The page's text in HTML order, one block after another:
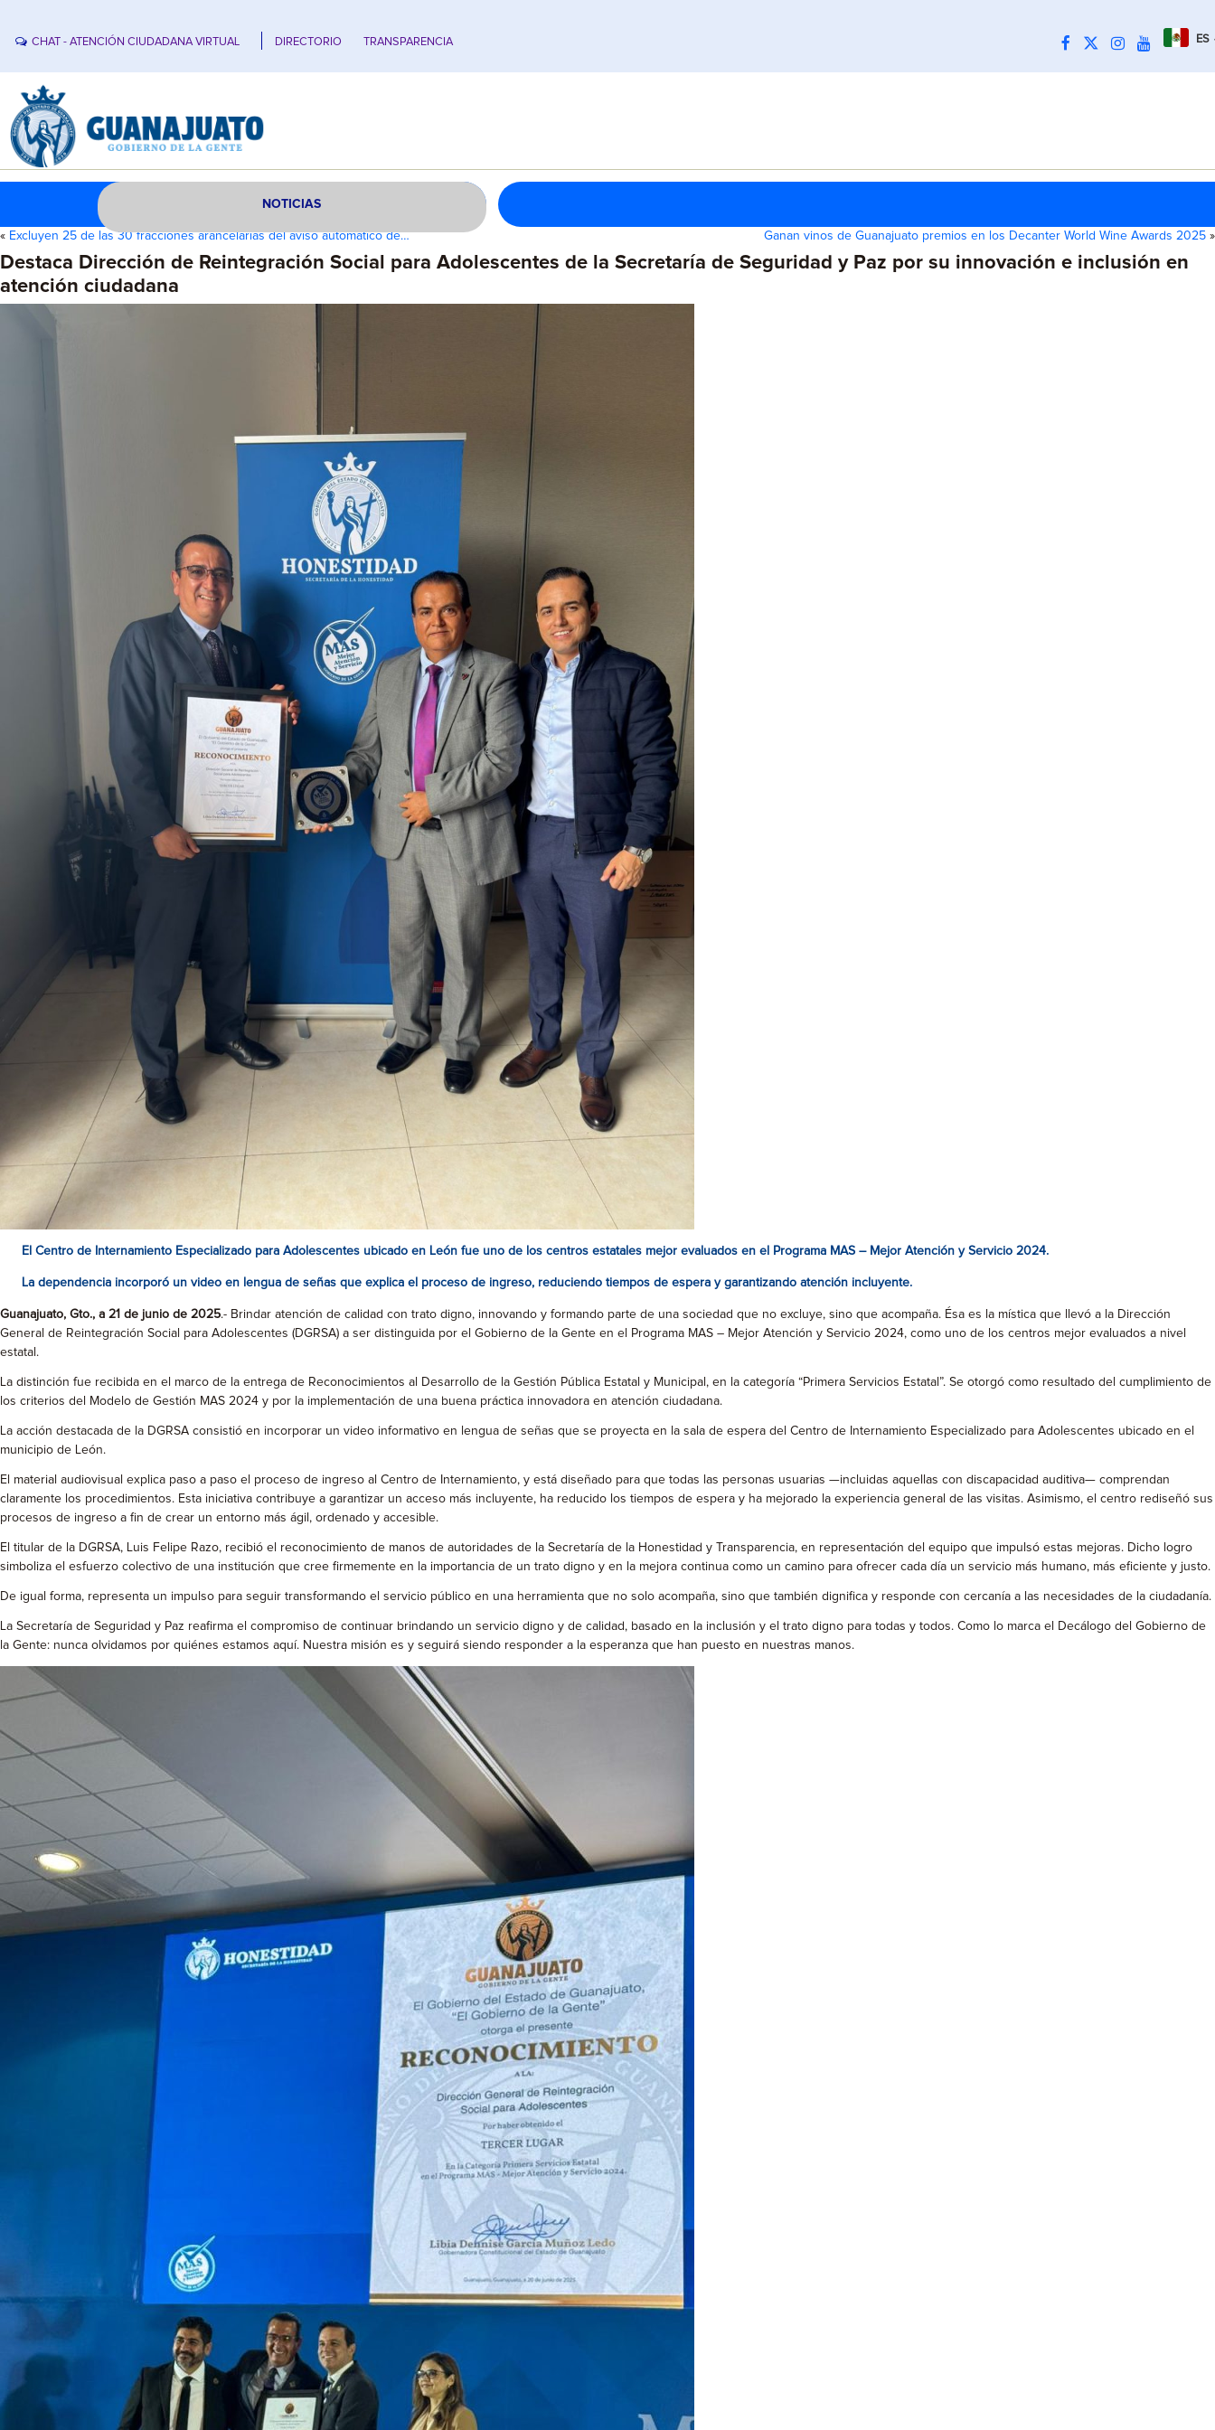
CHAT - ATENCIÓN CIUDADANA VIRTUAL DIRECTORIO TRANSPARENCIA ES
NOTICIAS
« Excluyen 25 de las 30 fracciones arancelarias del aviso automático de… Ganan vinos de Guanajuato premios en los Decanter World Wine Awards 2025 »
Destaca Dirección de Reintegración Social para Adolescentes de la Secretaría de Seguridad y Paz por su innovación e inclusión en
atención ciudadana
El Centro de Internamiento Especializado para Adolescentes ubicado en León fue uno de los centros estatales mejor evaluados en el Programa MAS – Mejor Atención y Servicio 2024.
La dependencia incorporó un video en lengua de señas que explica el proceso de ingreso, reduciendo tiempos de espera y garantizando atención incluyente.
Guanajuato, Gto., a 21 de junio de 2025.- Brindar atención de calidad con trato digno, innovando y formando parte de una sociedad que no excluye, sino que acompaña. Ésa es la mística que llevó a la Dirección
General de Reintegración Social para Adolescentes (DGRSA) a ser distinguida por el Gobierno de la Gente en el Programa MAS – Mejor Atención y Servicio 2024, como uno de los centros mejor evaluados a nivel
estatal.
La distinción fue recibida en el marco de la entrega de Reconocimientos al Desarrollo de la Gestión Pública Estatal y Municipal, en la categoría “Primera Servicios Estatal”. Se otorgó como resultado del cumplimiento de
los criterios del Modelo de Gestión MAS 2024 y por la implementación de una buena práctica innovadora en atención ciudadana.
La acción destacada de la DGRSA consistió en incorporar un video informativo en lengua de señas que se proyecta en la sala de espera del Centro de Internamiento Especializado para Adolescentes ubicado en el
municipio de León.
El material audiovisual explica paso a paso el proceso de ingreso al Centro de Internamiento, y está diseñado para que todas las personas usuarias —incluidas aquellas con discapacidad auditiva— comprendan
claramente los procedimientos. Esta iniciativa contribuye a garantizar un acceso más incluyente, ha reducido los tiempos de espera y ha mejorado la experiencia general de las visitas. Asimismo, el centro rediseñó sus
procesos de ingreso a fin de crear un entorno más ágil, ordenado y accesible.
El titular de la DGRSA, Luis Felipe Razo, recibió el reconocimiento de manos de autoridades de la Secretaría de la Honestidad y Transparencia, en representación del equipo que impulsó estas mejoras. Dicho logro
simboliza el esfuerzo colectivo de una institución que cree firmemente en la importancia de un trato digno y en la mejora continua como un camino para ofrecer cada día un servicio más humano, más eficiente y justo.
De igual forma, representa un impulso para seguir transformando el servicio público en una herramienta que no solo acompaña, sino que también dignifica y responde con cercanía a las necesidades de la ciudadanía.
La Secretaría de Seguridad y Paz reafirma el compromiso de continuar brindando un servicio digno y de calidad, basado en la inclusión y el trato digno para todas y todos. Como lo marca el Decálogo del Gobierno de
la Gente: nunca olvidamos por quiénes estamos aquí. Nuestra misión es y seguirá siendo responder a la esperanza que han puesto en nuestras manos.